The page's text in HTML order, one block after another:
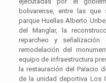
bolivarense, entre las
parque Huellas Alberto
del Manglar, la
reparcheo y
remodelación del
equipo de infraestructura
la restauración del Palacio
de la unidad deportiva Los